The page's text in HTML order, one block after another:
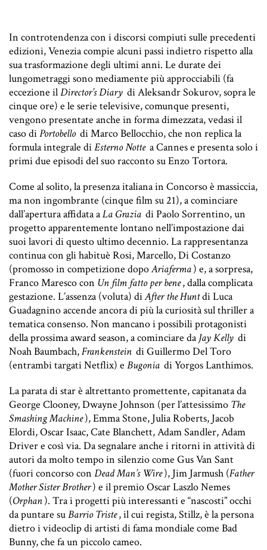
In controtendenza con i discorsi compiuti sulle precedenti
edizioni, Venezia compie alcuni passi indietro rispetto alla
sua trasformazione degli ultimi anni. Le durate dei
lungometraggi sono mediamente più approcciabili (fa
eccezione ilDirector’s Diary di Aleksandr Sokurov, sopra le
cinque ore) e le serie televisive, comunque presenti,
vengono presentate anche in forma dimezzata, vedasi il
caso diPortobello di Marco Bellocchio, che non replica la
formula integrale diEsterno Notte a Cannes e presenta solo i
primi due episodi del suo racconto su Enzo Tortora.
Come al solito, la presenza italiana in Concorso è massiccia,
ma non ingombrante (cinque film su 21), a cominciare
dall’apertura affidata aLa Grazia di Paolo Sorrentino, un
progetto apparentemente lontano nell’impostazione dai
suoi lavori di questo ultimo decennio. La rappresentanza
continua con gli habituè Rosi, Marcello, Di Costanzo
(promosso in competizione dopoAriaferma) e, a sorpresa,
Franco Maresco con Un film fatto per bene, dalla complicata
gestazione. L’assenza (voluta) diAfter the Huntdi Luca
Guadagnino accende ancora di più la curiosità sul thriller a
tematica consenso. Non mancano i possibili protagonisti
della prossima award season, a cominciare daJay Kelly di
Noah Baumbach,Frankenstein di Guillermo Del Toro
(entrambi targati Netflix) e Bugonia di Yorgos Lanthimos.
La parata di star è altrettanto promettente, capitanata da
George Clooney, Dwayne Johnson (per l’attesissimo The
Smashing Machine), Emma Stone, Julia Roberts, Jacob
Elordi, Oscar Isaac, Cate Blanchett, Adam Sandler, Adam
Driver e così via. Da segnalare anche i ritorni in attività di
autori da molto tempo in silenzio come Gus Van Sant
(fuori concorso con Dead Man’s Wire), Jim Jarmush (Father
Mother Sister Brother) e il premio Oscar Laszlo Nemes
(Orphan). Tra i progetti più interessanti e “nascosti” occhi
da puntare suBarrio Triste, il cui regista, Stillz, è la persona
dietro i videoclip di artisti di fama mondiale come Bad
Bunny, che fa un piccolo cameo.